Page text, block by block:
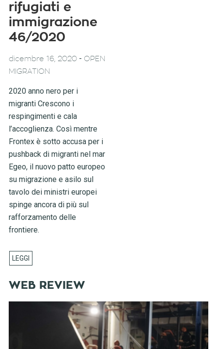
rifugiati e
immigrazione
46/2020
dicembre 16, 2020- OPEN
MIGRATION
2020 anno nero per i
migranti Crescono i
respingimenti e cala
l’accoglienza. Così mentre
Frontex è sotto accusa per i
pushback di migranti nel mar
Egeo, il nuovo patto europeo
su migrazione e asilo sul
tavolo dei ministri europei
spinge ancora di più sul
rafforzamento delle
frontiere.
WEB REVIEW